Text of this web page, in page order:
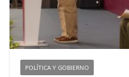
POLÍTICA Y GOBIERNO